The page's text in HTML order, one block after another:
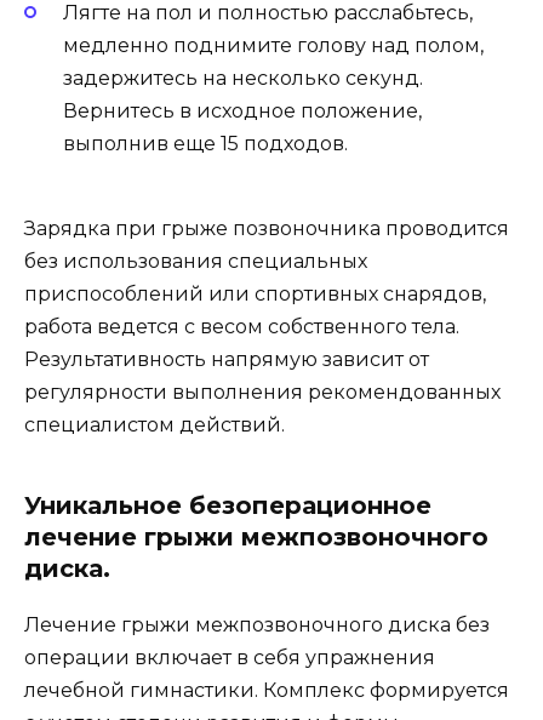
Лягте на пол и полностью расслабьтесь,
медленно поднимите голову над полом,
задержитесь на несколько секунд.
Вернитесь в исходное положение,
выполнив еще 15 подходов.
Зарядка при грыже позвоночника проводится
без использования специальных
приспособлений или спортивных снарядов,
работа ведется с весом собственного тела.
Результативность напрямую зависит от
регулярности выполнения рекомендованных
специалистом действий.
Уникальное безоперационное
лечение грыжи межпозвоночного
диска.
Лечение грыжи межпозвоночного диска без
операции включает в себя упражнения
лечебной гимнастики. Комплекс формируется